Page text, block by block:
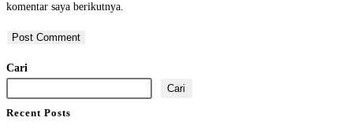
komentar saya berikutnya.
Cari
Cari
Recent Posts